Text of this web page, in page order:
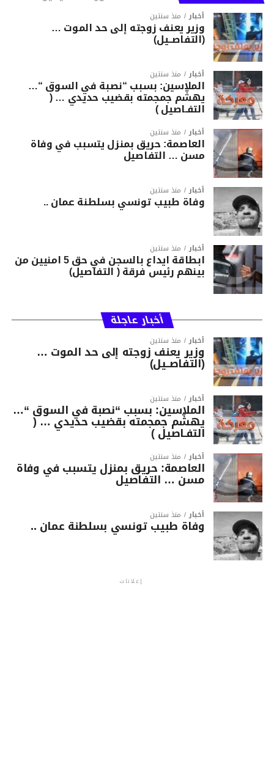
أخبار منذ سنتين
وزير يعنف زوجته إلى حد الموت …
(التفاصــيل)
أخبار منذ سنتين
الملاسين: بسبب “نصبة في السوق “…
يهشّم جمجمته بقضيب حديدي … (
التفـاصيل )
أخبار منذ سنتين
العاصمة: حريق بمنزل يتسبب في وفاة
مسن … التفاصيل
أخبار منذ سنتين
وفاة طبيب تونسي بسلطنة عمان ..
أخبار منذ سنتين
ابطاقة ايداع بالسجن في حق 5 امنيين من
بينهم رئيس فرقة ( التفاصيل)
أخبار عاجلة
أخبار منذ سنتين
وزير يعنف زوجته إلى حد الموت …
(التفاصــيل)
أخبار منذ سنتين
الملاسين: بسبب “نصبة في السوق “…
يهشّم جمجمته بقضيب حديدي … (
التفـاصيل )
أخبار منذ سنتين
العاصمة: حريق بمنزل يتسبب في وفاة
مسن … التفاصيل
أخبار منذ سنتين
وفاة طبيب تونسي بسلطنة عمان ..
إعلانات